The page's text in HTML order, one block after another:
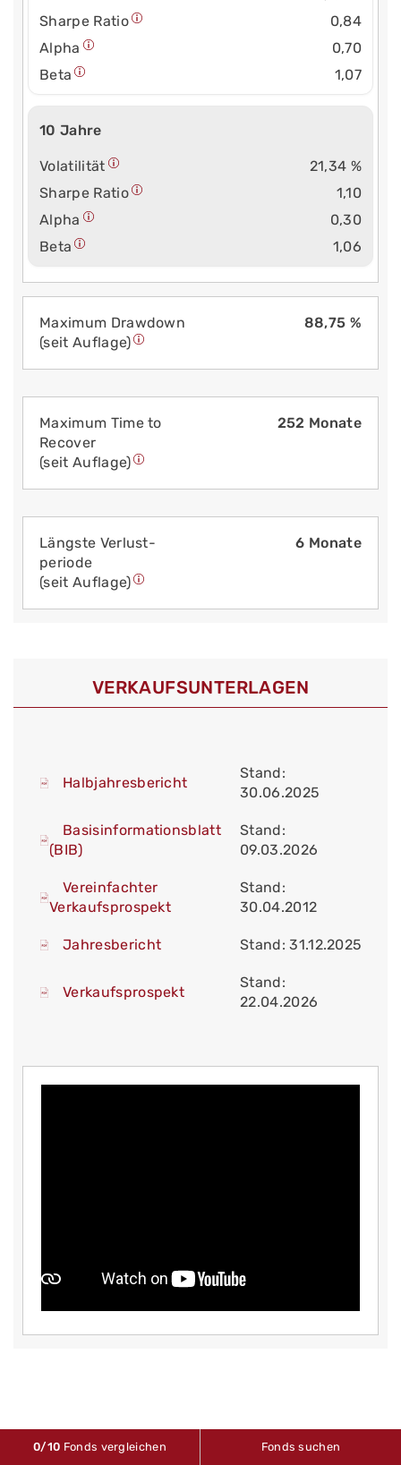
Sharpe Ratio
0,84
Alpha
0,70
Beta
1,07
10 Jahre
Volatilität
21,34 %
Sharpe Ratio
1,10
Alpha
0,30
Beta
1,06
Maximum Drawdown
(seit Auflage)
88,75 %
Maximum Time to
Recover
(seit Auflage)
252 Monate
Längste Verlust­
periode
(seit Auflage)
6 Monate
VERKAUFS­UNTERLAGEN
Halbjahresbericht
Stand:
30.06.2025
Basisinformationsblatt
(BIB)
Stand:
09.03.2026
Vereinfachter
Verkaufsprospekt
Stand:
30.04.2012
Jahresbericht Stand: 31.12.2025
Verkaufsprospekt
Stand:
22.04.2026
0/10 Fonds vergleichen Fonds suchen
Quelle: FWW Fundservices GmbH (2026)